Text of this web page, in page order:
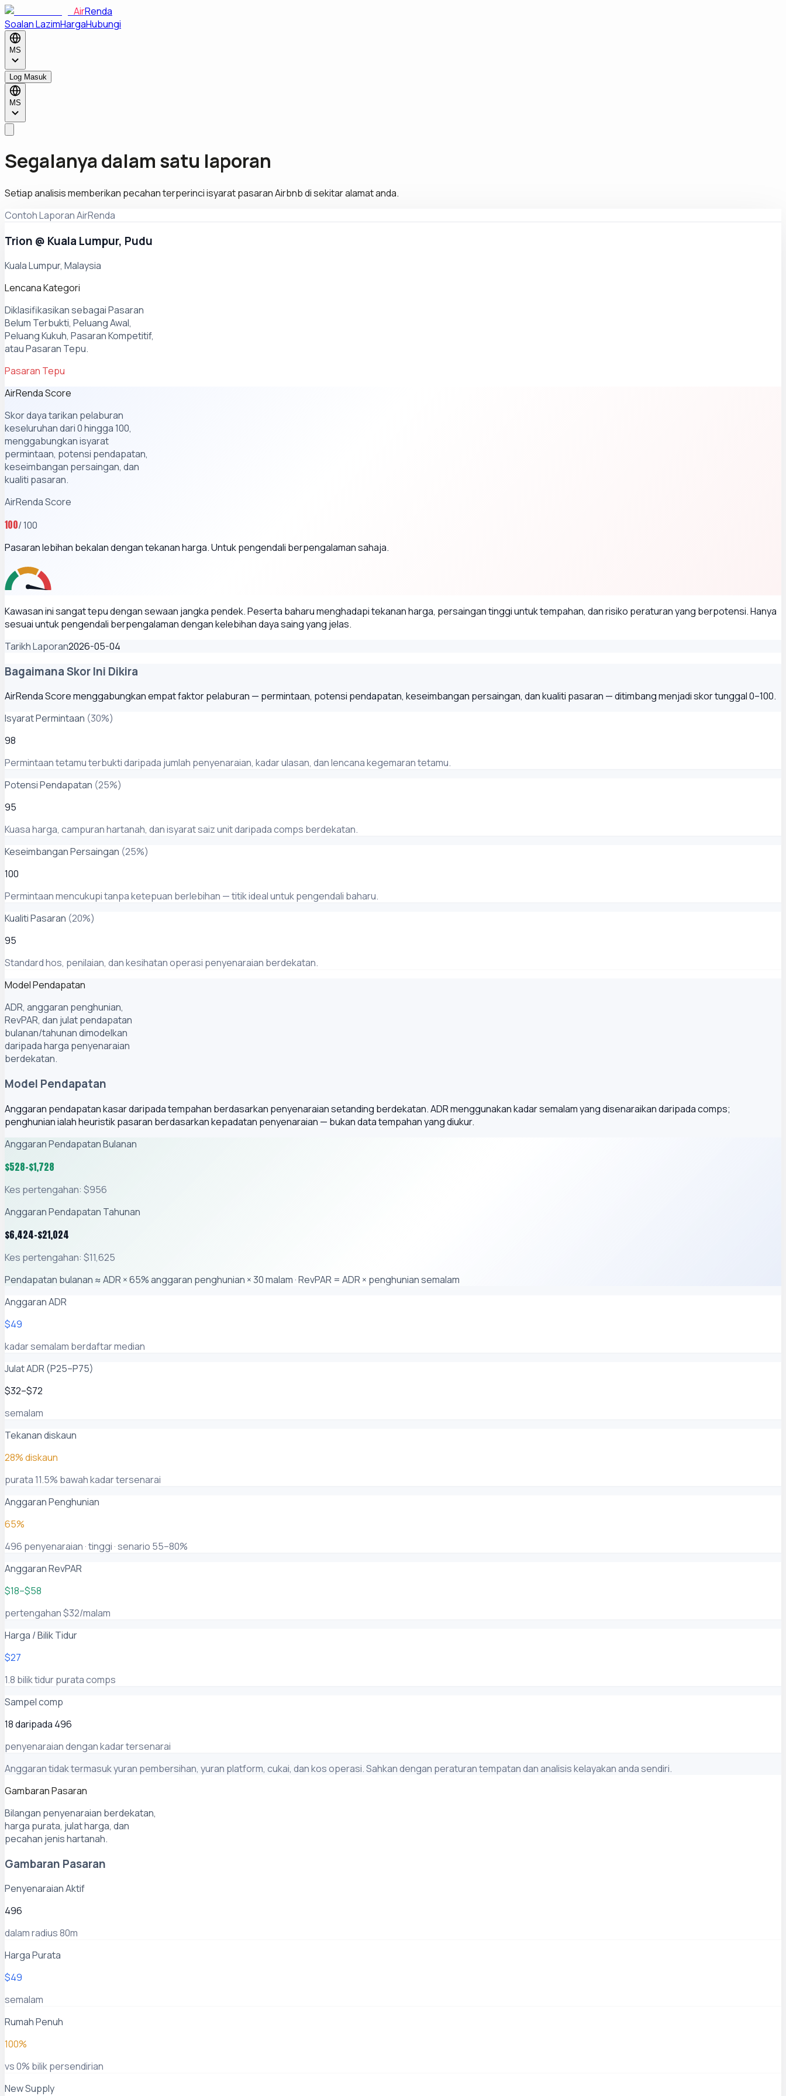
AirRenda
Soalan LazimHargaHubungi
MS
Log Masuk
MS
Segalanya dalam satu laporan
Setiap analisis memberikan pecahan terperinci isyarat pasaran Airbnb di sekitar alamat anda.
Contoh Laporan AirRenda
Trion @ Kuala Lumpur, Pudu
Kuala Lumpur, Malaysia
Lencana Kategori
Diklasifikasikan sebagai Pasaran
Belum Terbukti, Peluang Awal,
Peluang Kukuh, Pasaran Kompetitif,
atau Pasaran Tepu.
Pasaran Tepu
AirRenda Score
Skor daya tarikan pelaburan
keseluruhan dari 0 hingga 100,
menggabungkan isyarat
permintaan, potensi pendapatan,
keseimbangan persaingan, dan
kualiti pasaran.
AirRenda Score
100/ 100
Pasaran lebihan bekalan dengan tekanan harga. Untuk pengendali berpengalaman sahaja.
Kawasan ini sangat tepu dengan sewaan jangka pendek. Peserta baharu menghadapi tekanan harga, persaingan tinggi untuk tempahan, dan risiko peraturan yang berpotensi. Hanya
sesuai untuk pengendali berpengalaman dengan kelebihan daya saing yang jelas.
Tarikh Laporan2026-05-04
Bagaimana Skor Ini Dikira
AirRenda Score menggabungkan empat faktor pelaburan — permintaan, potensi pendapatan, keseimbangan persaingan, dan kualiti pasaran — ditimbang menjadi skor tunggal 0–100.
Isyarat Permintaan (30%)
98
Permintaan tetamu terbukti daripada jumlah penyenaraian, kadar ulasan, dan lencana kegemaran tetamu.
Potensi Pendapatan (25%)
95
Kuasa harga, campuran hartanah, dan isyarat saiz unit daripada comps berdekatan.
Keseimbangan Persaingan (25%)
100
Permintaan mencukupi tanpa ketepuan berlebihan — titik ideal untuk pengendali baharu.
Kualiti Pasaran (20%)
95
Standard hos, penilaian, dan kesihatan operasi penyenaraian berdekatan.
Model Pendapatan
ADR, anggaran penghunian,
RevPAR, dan julat pendapatan
bulanan/tahunan dimodelkan
daripada harga penyenaraian
berdekatan.
Model Pendapatan
Anggaran pendapatan kasar daripada tempahan berdasarkan penyenaraian setanding berdekatan. ADR menggunakan kadar semalam yang disenaraikan daripada comps;
penghunian ialah heuristik pasaran berdasarkan kepadatan penyenaraian — bukan data tempahan yang diukur.
Anggaran Pendapatan Bulanan
$528–$1,728
Kes pertengahan: $956
Anggaran Pendapatan Tahunan
$6,424–$21,024
Kes pertengahan: $11,625
Pendapatan bulanan ≈ ADR × 65% anggaran penghunian × 30 malam · RevPAR = ADR × penghunian semalam
Anggaran ADR
$49
kadar semalam berdaftar median
Julat ADR (P25–P75)
$32–$72
semalam
Tekanan diskaun
28% diskaun
purata 11.5% bawah kadar tersenarai
Anggaran Penghunian
65%
496 penyenaraian · tinggi · senario 55–80%
Anggaran RevPAR
$18–$58
pertengahan $32/malam
Harga / Bilik Tidur
$27
1.8 bilik tidur purata comps
Sampel comp
18 daripada 496
penyenaraian dengan kadar tersenarai
Anggaran tidak termasuk yuran pembersihan, yuran platform, cukai, dan kos operasi. Sahkan dengan peraturan tempatan dan analisis kelayakan anda sendiri.
Gambaran Pasaran
Bilangan penyenaraian berdekatan,
harga purata, julat harga, dan
pecahan jenis hartanah.
Gambaran Pasaran
Penyenaraian Aktif
496
dalam radius 80m
Harga Purata
$49
semalam
Rumah Penuh
100%
vs 0% bilik persendirian
New Supply